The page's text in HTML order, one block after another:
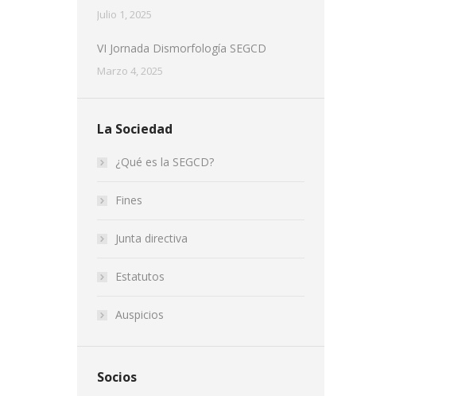
Julio 1, 2025
VI Jornada Dismorfología SEGCD
Marzo 4, 2025
La Sociedad
¿Qué es la SEGCD?
Fines
Junta directiva
Estatutos
Auspicios
Socios